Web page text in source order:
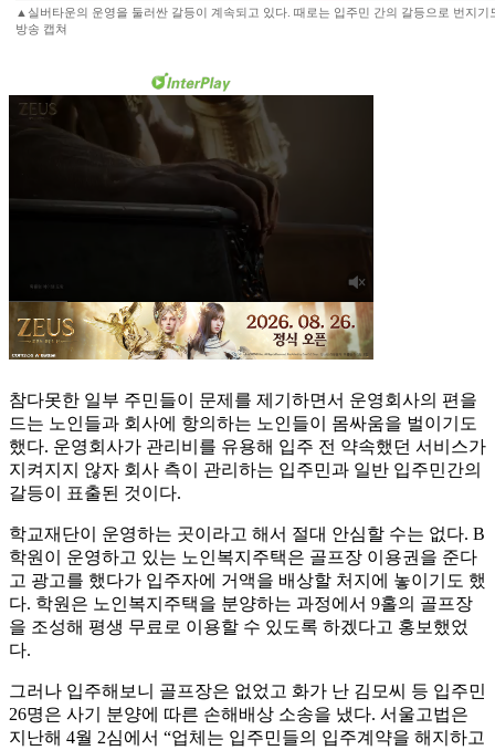
▲실버타운의 운영을 둘러싼 갈등이 계속되고 있다. 때로는 입주민 간의 갈등으로 번지기
방송 캡쳐
참다못한 일부 주민들이 문제를 제기하면서 운영회사의 편을
드는 노인들과 회사에 항의하는 노인들이 몸싸움을 벌이기도
했다. 운영회사가 관리비를 유용해 입주 전 약속했던 서비스가
지켜지지 않자 회사 측이 관리하는 입주민과 일반 입주민간의
갈등이 표출된 것이다.
학교재단이 운영하는 곳이라고 해서 절대 안심할 수는 없다. B
학원이 운영하고 있는 노인복지주택은 골프장 이용권을 준다
고 광고를 했다가 입주자에 거액을 배상할 처지에 놓이기도 했
다. 학원은 노인복지주택을 분양하는 과정에서 9홀의 골프장
을 조성해 평생 무료로 이용할 수 있도록 하겠다고 홍보했었
다.
그러나 입주해보니 골프장은 없었고 화가 난 김모씨 등 입주민
26명은 사기 분양에 따른 손해배상 소송을 냈다. 서울고법은
지난해 4월 2심에서 “업체는 입주민들의 입주계약을 해지하고